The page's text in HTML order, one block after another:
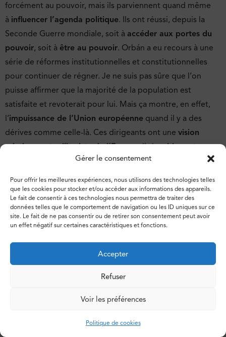
Gérer le consentement
Pour offrir les meilleures expériences, nous utilisons des technologies telles
que les cookies pour stocker et/ou accéder aux informations des appareils.
Le fait de consentir à ces technologies nous permettra de traiter des
données telles que le comportement de navigation ou les ID uniques sur ce
site. Le fait de ne pas consentir ou de retirer son consentement peut avoir
un effet négatif sur certaines caractéristiques et fonctions.
Accepter
Refuser
Voir les préférences
Politique de cookies
forcément au pouvoir, mais ils parviennent quand même
à influencer l’agenda politique. Ils ont réussi, depuis la
Seconde Guerre mondiale, soit à accéder aux portes du
pouvoir, soit à être au pouvoir. Orbán a eu recours à une
série de réformes institutionnelles et constitutionnelles
pour continuer de régner. Je ne suis pas sûre que l’on
puisse affirmer que la majorité de la population est
satisfaite et revoterait pour lui. Mais ça montre, en effet,
l’impuissance de l’Union européenne quand il y a des
dérives comme celle-là. Ces dirigeants ont une vision
relativement utilitariste de l’Europe. Ils lacritiquent, tout
demandant de l’argent ou des solutions pour la
question de la migration
. Ils parviennent ainsi à avoir
undouble discoursqui est d’autant plus dangereux qu’ils
se présentent comme les défenseurs de la vraie Europe,
des vraies valeurs. Et je trouve ça beaucoup plus
dangereux que lorsqu’ils affirmaient vouloir sortir de
l’Union européenne. C’est un peu surréaliste et cela
devient quelque chose de presque normal.